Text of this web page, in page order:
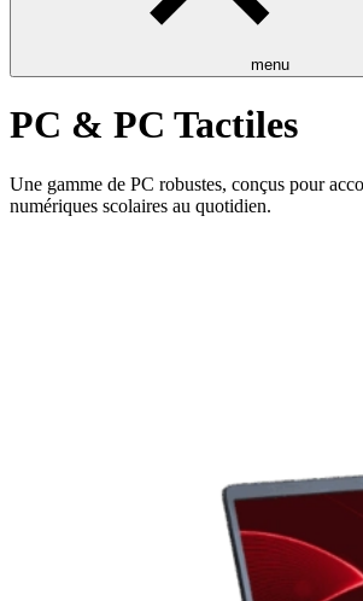
menu
PC & PC Tactiles
Une gamme de PC robustes, conçus pour
numériques scolaires au quotidien.